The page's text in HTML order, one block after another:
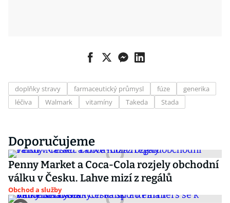
doplňky stravy farmaceutický průmysl fúze
generika
léčiva
Walmark vitamíny Takeda Stada
Doporučujeme
Penny Market a Coca-Cola rozjely obchodní
válku v Česku. Lahve mizí z regálů
Obchod a služby